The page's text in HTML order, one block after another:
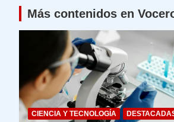
Más contenidos en
CIENCIA Y TECNOLOGÍA